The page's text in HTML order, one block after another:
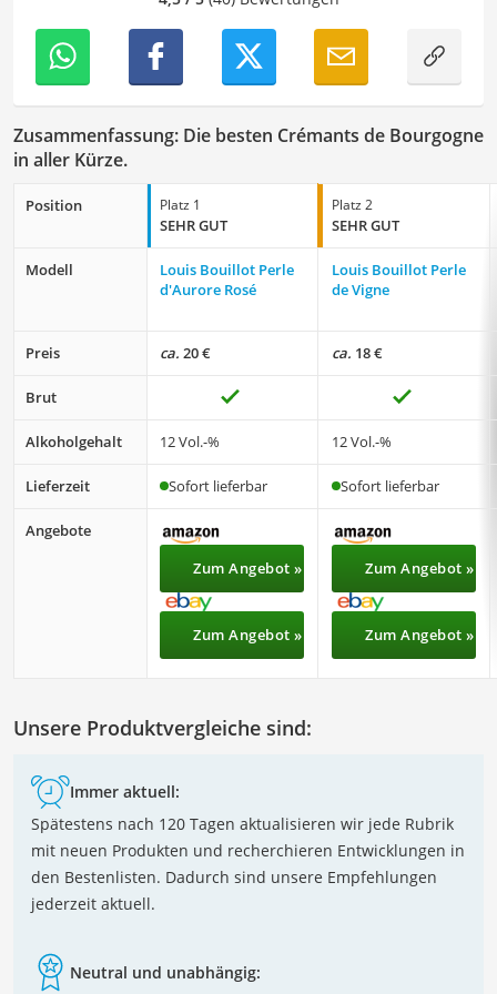
Zusammenfassung: Die besten Crémants de Bourgogne
in aller Kürze.
Position Platz 1
SEHR GUT
Platz 2
SEHR GUT
Modell
Louis Bouillot Perle
d'Aurore Rosé
Louis Bouillot Perle
de Vigne
Preis ca. 20 € ca. 18 €
Brut
Alkoholgehalt 12 Vol.-% 12 Vol.-%
Lieferzeit Sofort lieferbar Sofort lieferbar
Angebote
Zum Angebot »
Zum Angebot »
Zum Angebot »
Zum Angebot »
Unsere Produktvergleiche sind:
Immer aktuell:
Spätestens nach 120 Tagen aktualisieren wir jede Rubrik
mit neuen Produkten und recherchieren Entwicklungen in
den Bestenlisten. Dadurch sind unsere Empfehlungen
jederzeit aktuell.
Neutral und unabhängig: